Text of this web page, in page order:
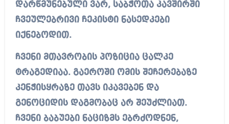
დარწმუნებული ვარ, საბჭოთა კავშირში
ჩვეულებრივი ჩეკისტი ნასედკები
იქნებოდით.
ჩვენი მთავრობის პოზიცია ცალკე
ტრაგედიაა. გაეროში ომის შეჩერებაზე
კენჭისყრაზე თავს იკავებენ და
გენოციდის დაგმობაც არ შეუძლიათ.
ჩვენი ბაბუები ნაციზმს ებრძოდნენ,